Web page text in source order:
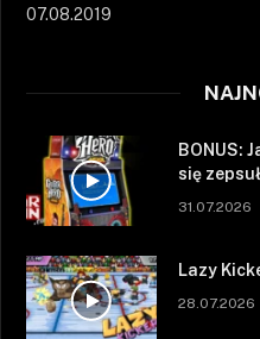
07.08.2019
BONUS:
się
31.07.2026
Lazy
28.07.2026